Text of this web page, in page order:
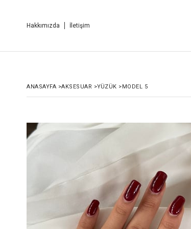
Hakkımızda İletişim
ANASAYFA >AKSESUAR >YÜZÜK >MODEL 5